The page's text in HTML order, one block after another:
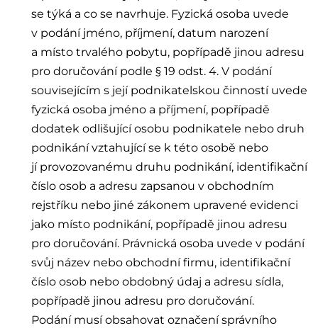
se týká a co se navrhuje. Fyzická osoba uvede
v podání jméno, příjmení, datum narození
a místo trvalého pobytu, popřípadě jinou adresu
pro doručování podle § 19 odst. 4. V podání
souvisejícím s její podnikatelskou činností uvede
fyzická osoba jméno a příjmení, popřípadě
dodatek odlišující osobu podnikatele nebo druh
podnikání vztahující se k této osobě nebo
jí provozovanému druhu podnikání, identifikační
číslo osob a adresu zapsanou v obchodním
rejstříku nebo jiné zákonem upravené evidenci
jako místo podnikání, popřípadě jinou adresu
pro doručování. Právnická osoba uvede v podání
svůj název nebo obchodní firmu, identifikační
číslo osob nebo obdobný údaj a adresu sídla,
popřípadě jinou adresu pro doručování.
Podání musí obsahovat označení správního